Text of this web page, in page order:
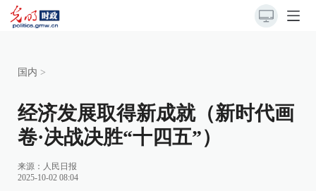
国内 >
经济发展取得新成就（新时代画
卷·决战决胜“十四五”）
来源： 人民日报
2025-10-02 08:04